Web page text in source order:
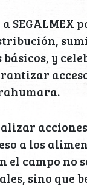
SEGALMEX
y
a los
el campo no
sino que